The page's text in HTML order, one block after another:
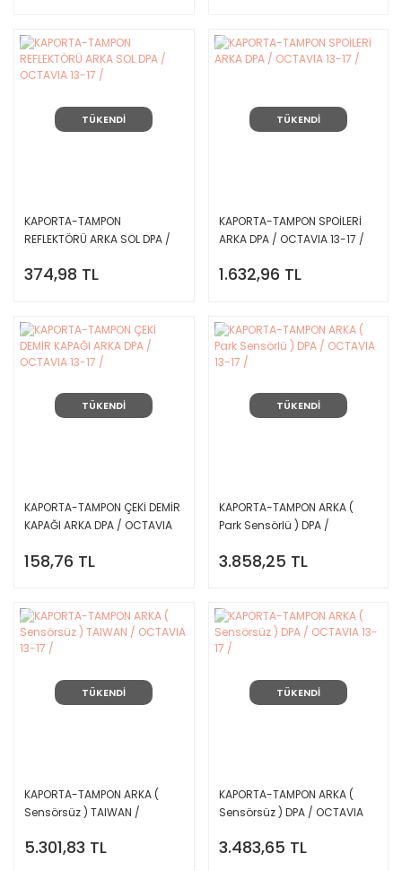
TÜKENDİ
KAPORTA-TAMPON
REFLEKTÖRÜ ARKA SOL DPA /
374,98 TL
TÜKENDİ
KAPORTA-TAMPON SPOİLERİ
ARKA DPA / OCTAVIA 13-17 /
1.632,96 TL
TÜKENDİ
KAPORTA-TAMPON ÇEKİ DEMİR
KAPAĞI ARKA DPA / OCTAVIA
158,76 TL
TÜKENDİ
KAPORTA-TAMPON ARKA (
Park Sensörlü ) DPA /
3.858,25 TL
TÜKENDİ
KAPORTA-TAMPON ARKA (
Sensörsüz ) TAIWAN /
5.301,83 TL
TÜKENDİ
KAPORTA-TAMPON ARKA (
Sensörsüz ) DPA / OCTAVIA
3.483,65 TL